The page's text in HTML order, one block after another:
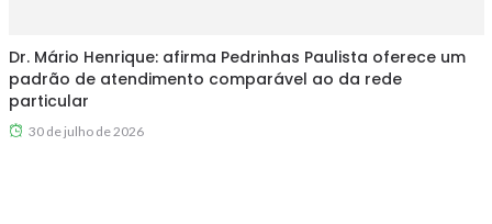
Dr. Mário Henrique: afirma Pedrinhas Paulista oferece um
padrão de atendimento comparável ao da rede
particular
30 de julho de 2026